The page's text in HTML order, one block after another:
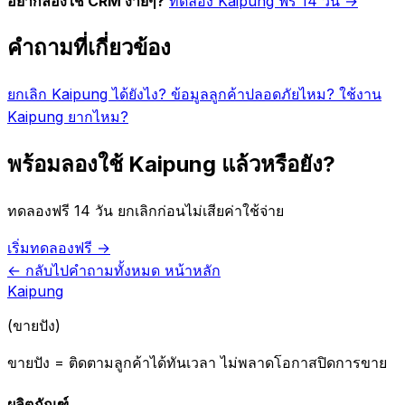
คำถามที่เกี่ยวข้อง
ยกเลิก Kaipung ได้ยังไง? ข้อมูลลูกค้าปลอดภัยไหม? ใช้งาน
Kaipung ยากไหม?
พร้อมลองใช้ Kaipung แล้วหรือยัง?
ทดลองฟรี 14 วัน ยกเลิกก่อนไม่เสียค่าใช้จ่าย
เริ่มทดลองฟรี →
← กลับไปคำถามทั้งหมด หน้าหลัก
Kaipung
(ขายปัง)
ขายปัง = ติดตามลูกค้าได้ทันเวลา ไม่พลาดโอกาสปิดการขาย